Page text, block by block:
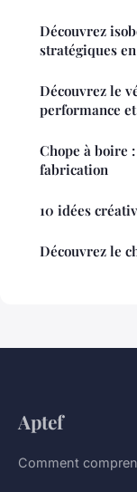
Découvrez
stratégiques
Découvrez le
performance
Chope à boire
fabrication
10 idées
Découvrez le
Aptef
Comment